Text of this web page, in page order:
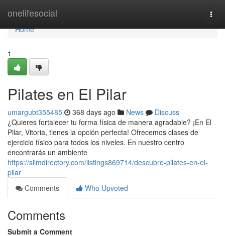
onelifesocial
Home
Home
1
Pilates en El Pilar
umargubt355485 368 days ago News
Discuss
¿Quieres fortalecer tu forma física de manera agradable? ¡En El
Pilar, Vitoria, tienes la opción perfecta! Ofrecemos clases de
ejercicio físico para todos los niveles. En nuestro centro
encontrarás un ambiente
https://slimdirectory.com/listings869714/descubre-pilates-en-el-
pilar
Comments
Who Upvoted
Comments
Submit a Comment